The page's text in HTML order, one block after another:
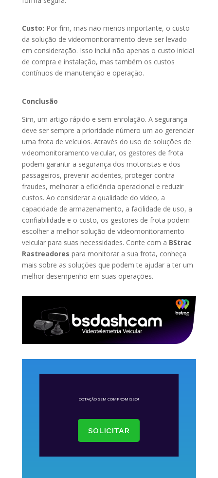
Custo: Por fim, mas não menos importante, o custo
da solução de videomonitoramento deve ser levado
em consideração. Isso inclui não apenas o custo inicial
de compra e instalação, mas também os custos
contínuos de manutenção e operação.
Conclusão
Sim, um artigo rápido e sem enrolação. A segurança
deve ser sempre a prioridade número um ao gerenciar
uma frota de veículos. Através do uso de soluções de
videomonitoramento veicular, os gestores de frota
podem garantir a segurança dos motoristas e dos
passageiros, prevenir acidentes, proteger contra
fraudes, melhorar a eficiência operacional e reduzir
custos. Ao considerar a qualidade do vídeo, a
capacidade de armazenamento, a facilidade de uso, a
confiabilidade e o custo, os gestores de frota podem
escolher a melhor solução de videomonitoramento
veicular para suas necessidades. Conte com a BStrac
Rastreadores para monitorar a sua frota, conheça
mais sobre as soluções que podem te ajudar a ter um
melhor desempenho em suas operações.
COTAÇÃO SEM COMPROMISSO!
SOLICITAR